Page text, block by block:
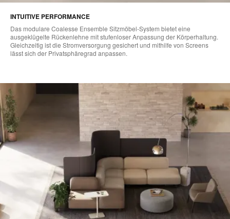
INTUITIVE PERFORMANCE
Das modulare Coalesse Ensemble Sitzmöbel-System bietet eine
ausgeklügelte Rückenlehne mit stufenloser Anpassung der Körperhaltung.
Gleichzeitig ist die Stromversorgung gesichert und mithilfe von Screens
lässt sich der Privatsphäregrad anpassen.